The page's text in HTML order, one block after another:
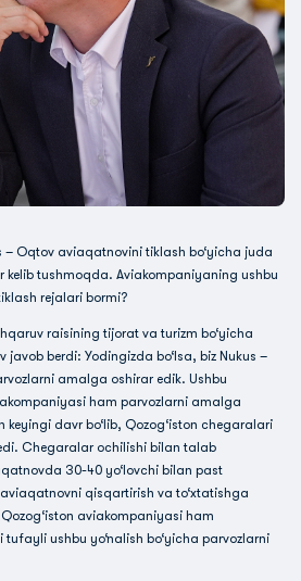
– Oqtov aviaqatnovini tiklash bo‘yicha juda
kelib tushmoqda. Aviakompaniyaning ushbu
rejalari bormi?
raisining tijorat va turizm bo‘yicha
javob berdi: Yodingizda bo‘lsa, biz Nukus –
amalga oshirar edik. Ushbu
ham parvozlarni amalga
davr bo‘lib, Qozog‘iston chegaralari
Chegaralar ochilishi bilan talab
30-40 yo‘lovchi bilan past
qisqartirish va to‘xtatishga
aviakompaniyasi ham
ushbu yo‘nalish bo‘yicha parvozlarni